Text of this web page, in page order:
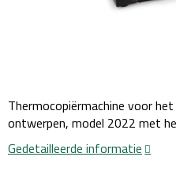
Thermocopiërmachine voor
ontwerpen, model 2022 met
Gedetailleerde informatie